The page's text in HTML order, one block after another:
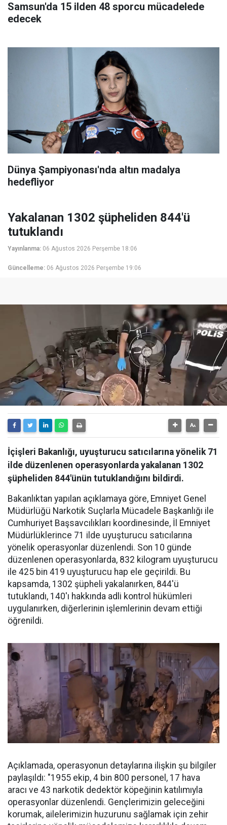
Samsun'da 15 ilden 48 sporcu mücadelede
edecek
Dünya Şampiyonası'nda altın madalya
hedefliyor
Yakalanan 1302 şüpheliden 844'ü
tutuklandı
Yayınlanma: 06 Ağustos 2026 Perşembe 18:06
Güncelleme: 06 Ağustos 2026 Perşembe 19:06
İçişleri Bakanlığı, uyuşturucu satıcılarına yönelik 71
ilde düzenlenen operasyonlarda yakalanan 1302
şüpheliden 844'ünün tutuklandığını bildirdi.
Bakanlıktan yapılan açıklamaya göre, Emniyet Genel
Müdürlüğü Narkotik Suçlarla Mücadele Başkanlığı ile
Cumhuriyet Başsavcılıkları koordinesinde, İl Emniyet
Müdürlüklerince 71 ilde uyuşturucu satıcılarına
yönelik operasyonlar düzenlendi. Son 10 günde
düzenlenen operasyonlarda, 832 kilogram uyuşturucu
ile 425 bin 419 uyuşturucu hap ele geçirildi. Bu
kapsamda, 1302 şüpheli yakalanırken, 844'ü
tutuklandı, 140'ı hakkında adli kontrol hükümleri
uygulanırken, diğerlerinin işlemlerinin devam ettiği
öğrenildi.
Açıklamada, operasyonun detaylarına ilişkin şu bilgiler
paylaşıldı: "1955 ekip, 4 bin 800 personel, 17 hava
aracı ve 43 narkotik dedektör köpeğinin katılımıyla
operasyonlar düzenlendi. Gençlerimizin geleceğini
korumak, ailelerimizin huzurunu sağlamak için zehir